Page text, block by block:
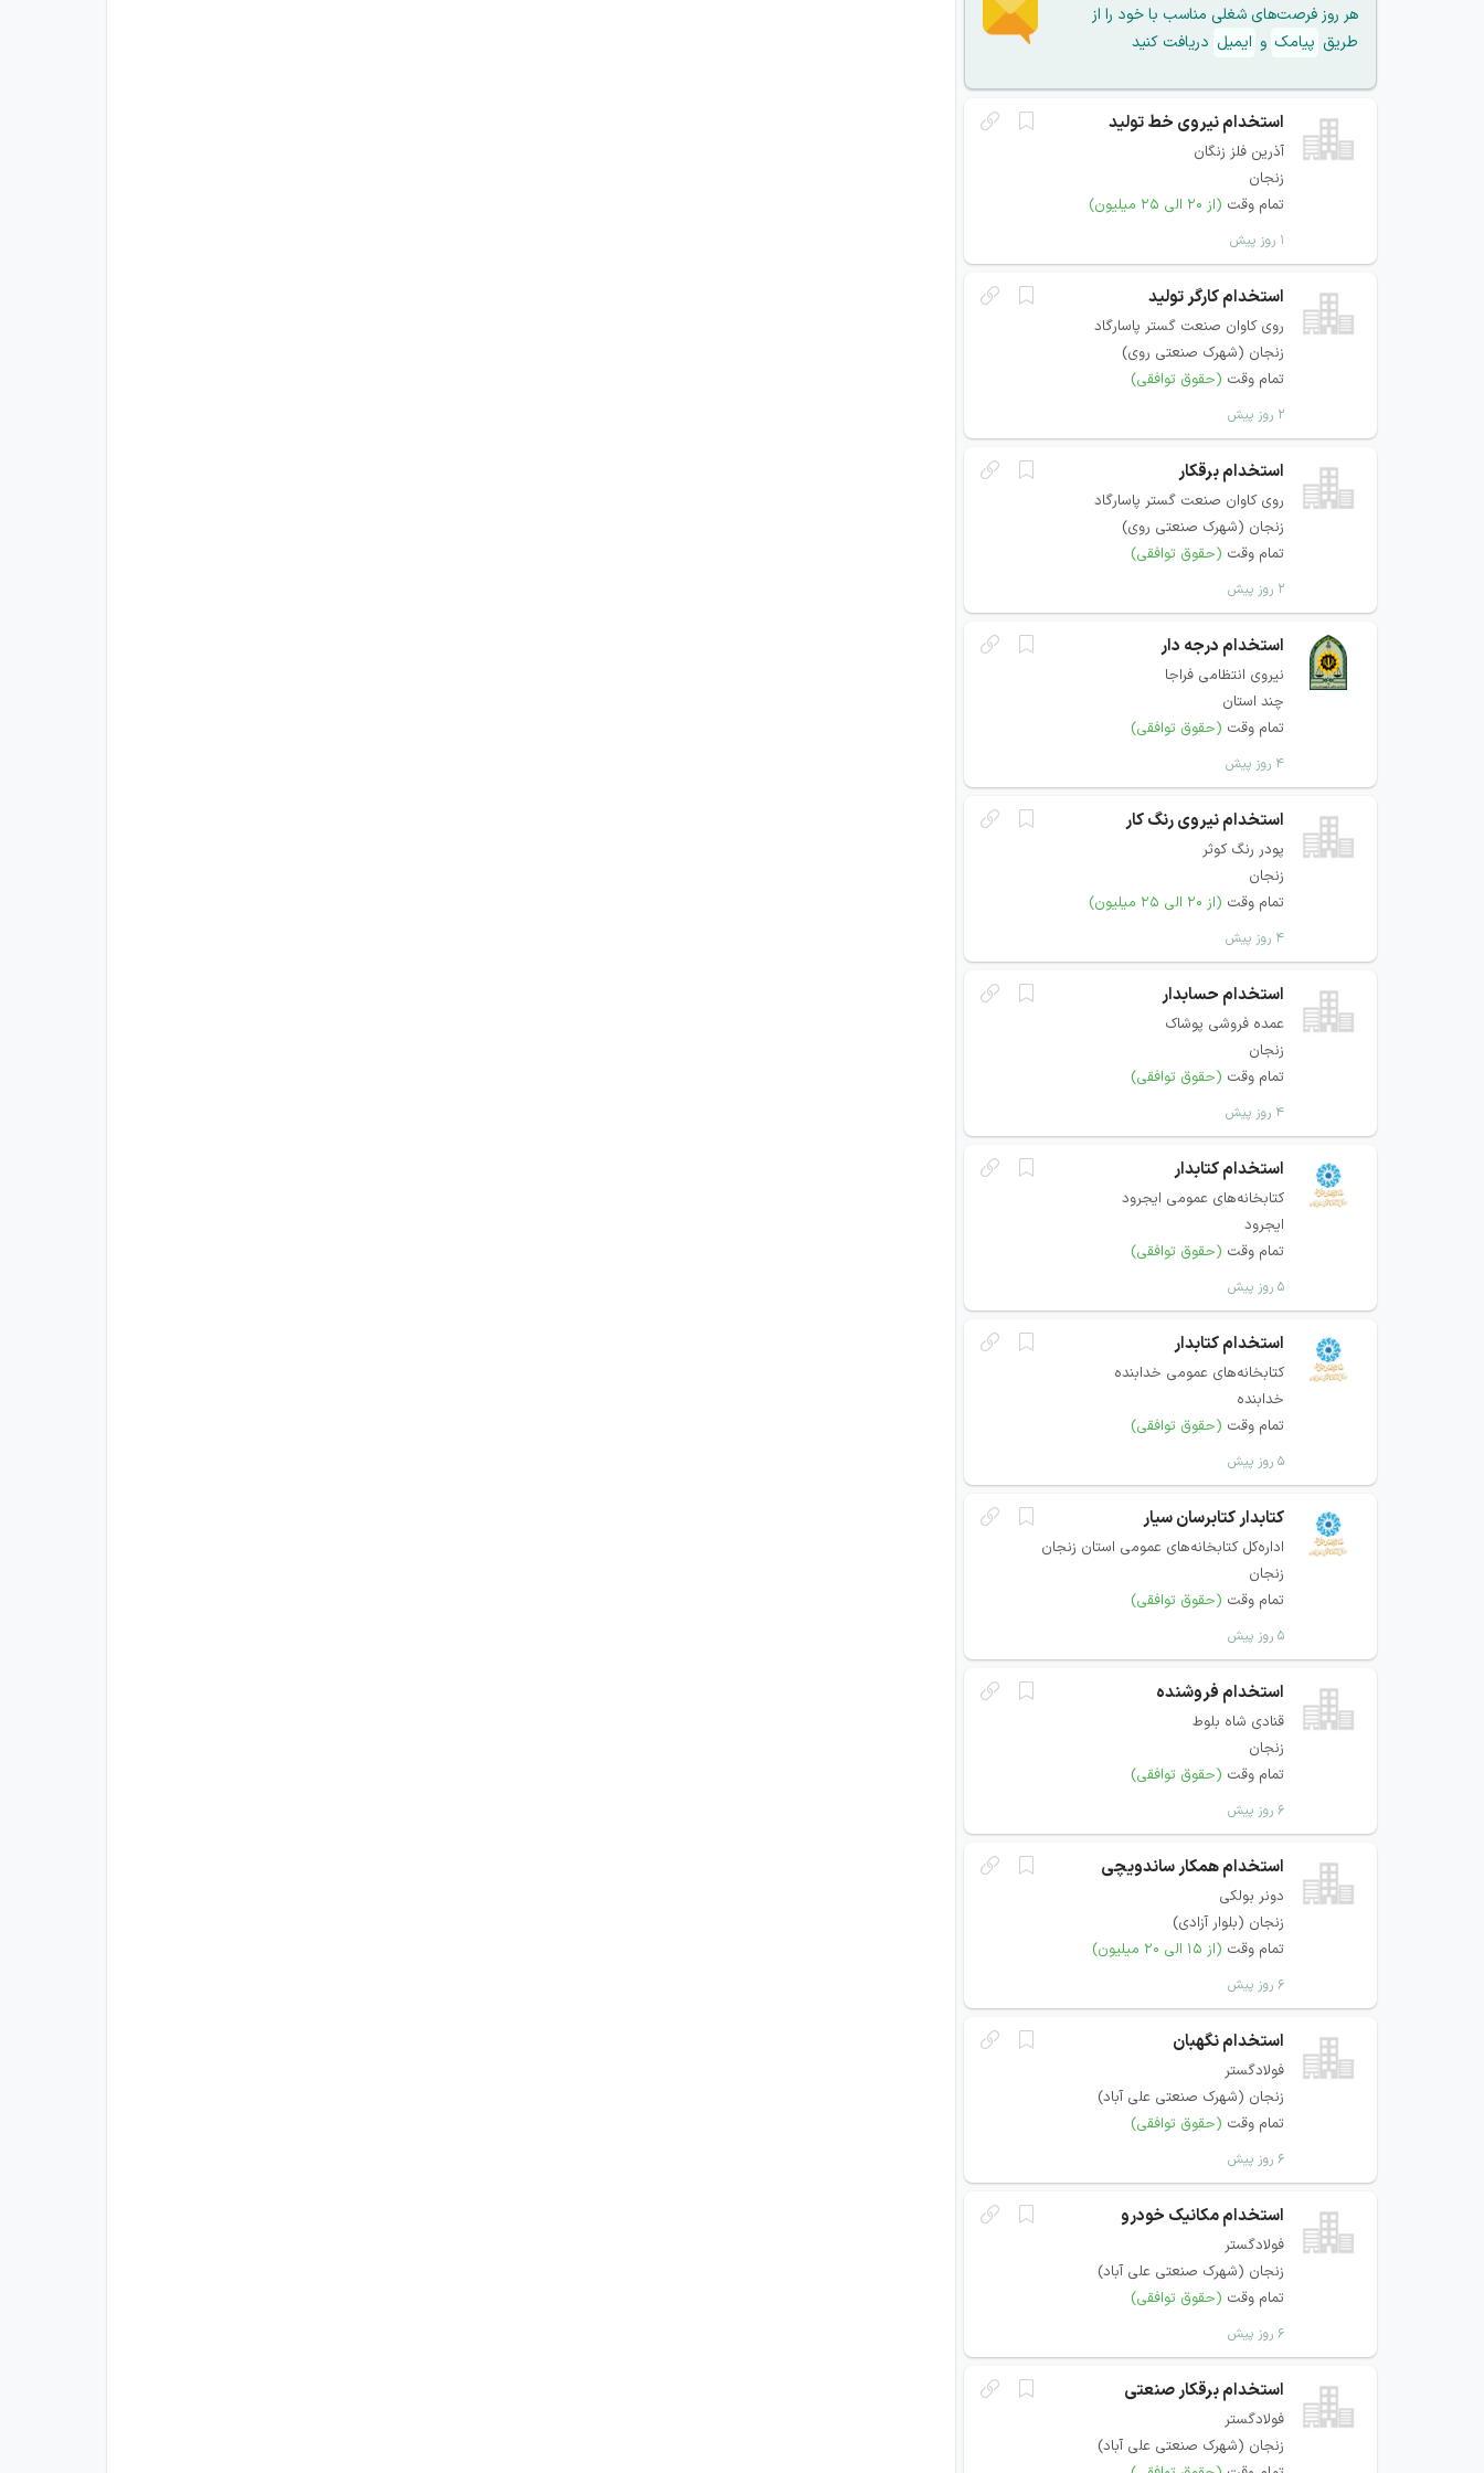
هر روز فرصت‌های شغلی مناسب با خود را از
طریق پیامک و ایمیل دریافت کنید
استخدام نیروی خط تولید
آذرین فلز زنگان
زنجان
تمام وقت (از ۲۰ الی ۲۵ میلیون)
۱ روز پیش
استخدام کارگر تولید
روی کاوان صنعت گستر پاسارگاد
زنجان (شهرک صنعتی روی)
تمام وقت (حقوق توافقی)
۲ روز پیش
استخدام برقکار
روی کاوان صنعت گستر پاسارگاد
زنجان (شهرک صنعتی روی)
تمام وقت (حقوق توافقی)
۲ روز پیش
استخدام درجه دار
نیروی انتظامی فراجا
چند استان
تمام وقت (حقوق توافقی)
۴ روز پیش
استخدام نیروی رنگ کار
پودر رنگ کوثر
زنجان
تمام وقت (از ۲۰ الی ۲۵ میلیون)
۴ روز پیش
استخدام حسابدار
عمده فروشی پوشاک
زنجان
تمام وقت (حقوق توافقی)
۴ روز پیش
استخدام کتابدار
کتابخانه‌های عمومی ایجرود
ایجرود
تمام وقت (حقوق توافقی)
۵ روز پیش
استخدام کتابدار
کتابخانه‌های عمومی خدابنده
خدابنده
تمام وقت (حقوق توافقی)
۵ روز پیش
کتابدار کتابرسان سیار
اداره‌کل کتابخانه‌های عمومی استان زنجان
زنجان
تمام وقت (حقوق توافقی)
۵ روز پیش
استخدام فروشنده
قنادی شاه بلوط
زنجان
تمام وقت (حقوق توافقی)
۶ روز پیش
استخدام همکار ساندویچی
دونر بولکی
زنجان (بلوار آزادی)
تمام وقت (از ۱۵ الی ۲۰ میلیون)
۶ روز پیش
استخدام نگهبان
فولادگستر
زنجان (شهرک صنعتی علی آباد)
تمام وقت (حقوق توافقی)
۶ روز پیش
استخدام مکانیک خودرو
فولادگستر
زنجان (شهرک صنعتی علی آباد)
تمام وقت (حقوق توافقی)
۶ روز پیش
استخدام برقکار صنعتی
فولادگستر
زنجان (شهرک صنعتی علی آباد)